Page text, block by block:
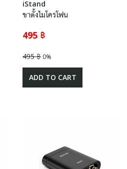
iStand
ขาตั้งไมโครโฟน
495 ฿
495 ฿ 0%
ADD TO CART